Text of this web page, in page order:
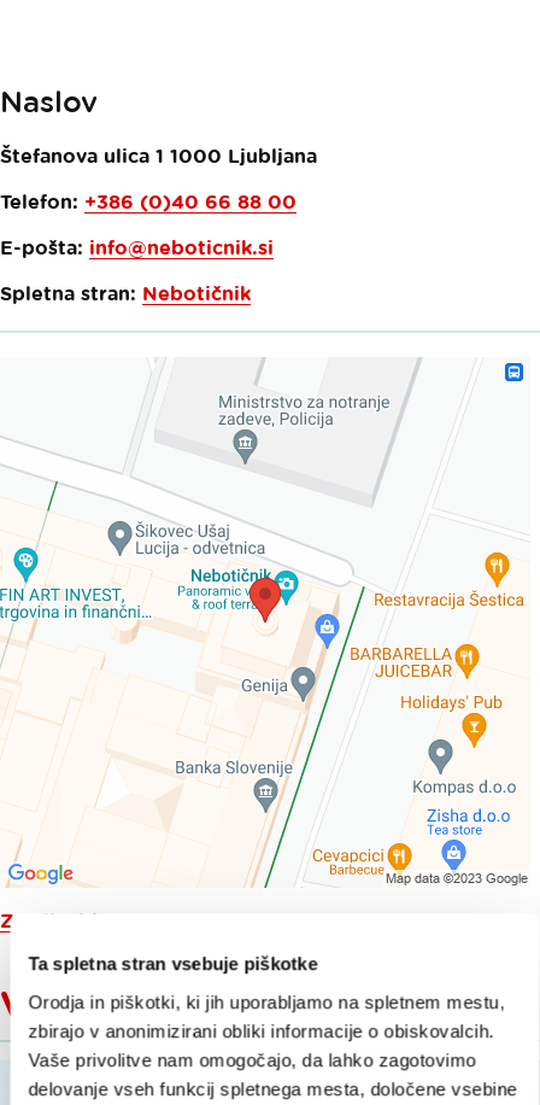
Ta spletna stran vsebuje piškotke
Orodja in piškotki, ki jih uporabljamo na spletnem mestu,
zbirajo v anonimizirani obliki informacije o obiskovalcih.
Vaše privolitve nam omogočajo, da lahko zagotovimo
delovanje vseh funkcij spletnega mesta, določene vsebine
Naslov
Štefanova ulica 1 1000 Ljubljana
Telefon: +386 (0)40 66 88 00
E-pošta: info@neboticnik.si
Spletna stran: Nebotičnik
Zemljevid
V bližini